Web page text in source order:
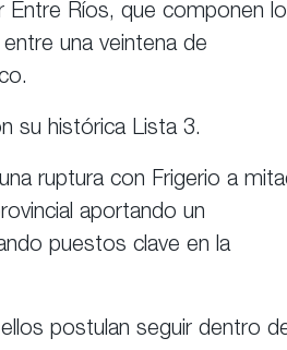
Entre Ríos, que componen
una veintena de
su histórica Lista 3.
ruptura con Frigerio a
aportando un
puestos clave en la
postulan seguir dentro